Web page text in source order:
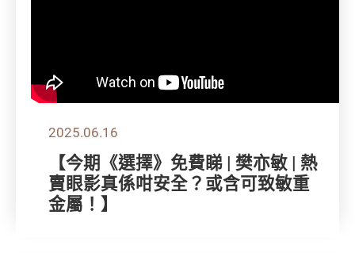
2025.06.16
【今期《選擇》免費睇 | 樊亦敏 | 熱
賣眼影真係咁安全？或含可致敏重
金屬！】